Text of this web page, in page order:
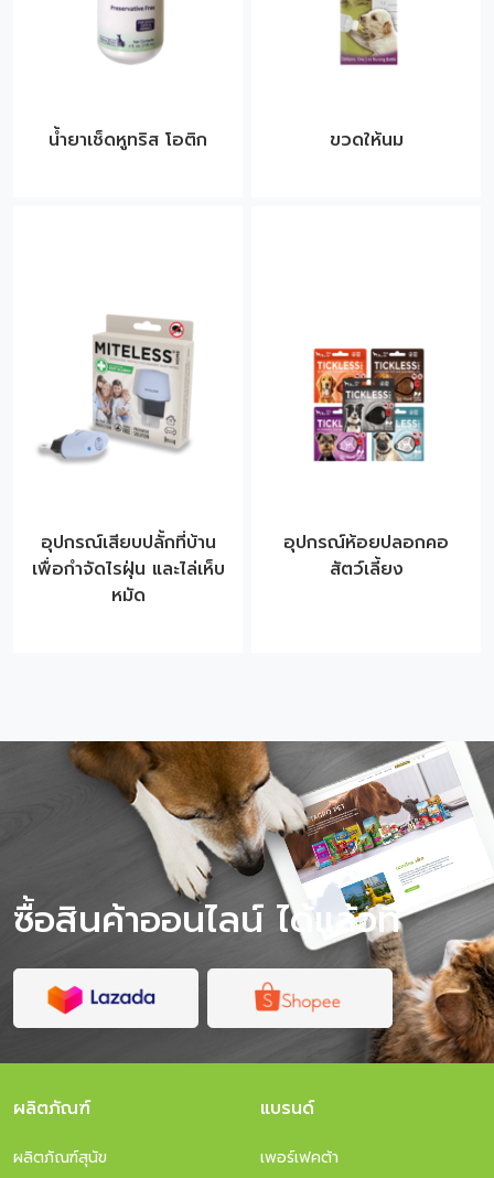
น้ำยาเช็ดหูทริส โอติก ขวดให้นม
อุปกรณ์เสียบปลั้กที่บ้าน
เพื่อกำจัดไรฝุ่น และไล่เห็บ
หมัด
อุปกรณ์ห้อยปลอกคอ
สัตว์เลี้ยง
ซื้อสินค้าออนไลน์ ได้แล้วที่
ผลิตภัณฑ์
ผลิตภัณฑ์สุนัข
แบรนด์
เพอร์เฟคต้า